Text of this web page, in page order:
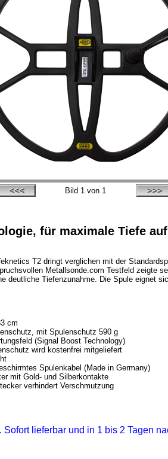
Bild 1 von 1
für maximale Tiefe
T2 dringt verglichen mit der
Metallsonde.com Testfeld zeigte
deutliche Tiefenzunahme. Die Spule eignet
cm
mit Spulenschutz 590 g
(Signal Boost Technology)
wird kostenfrei mitgeliefert
Spulenkabel (Made in Germany)
mit Gold- und Silberkontakte
verhindert Verschmutzung
Sofort lieferbar und in 1 bis 2 Tagen